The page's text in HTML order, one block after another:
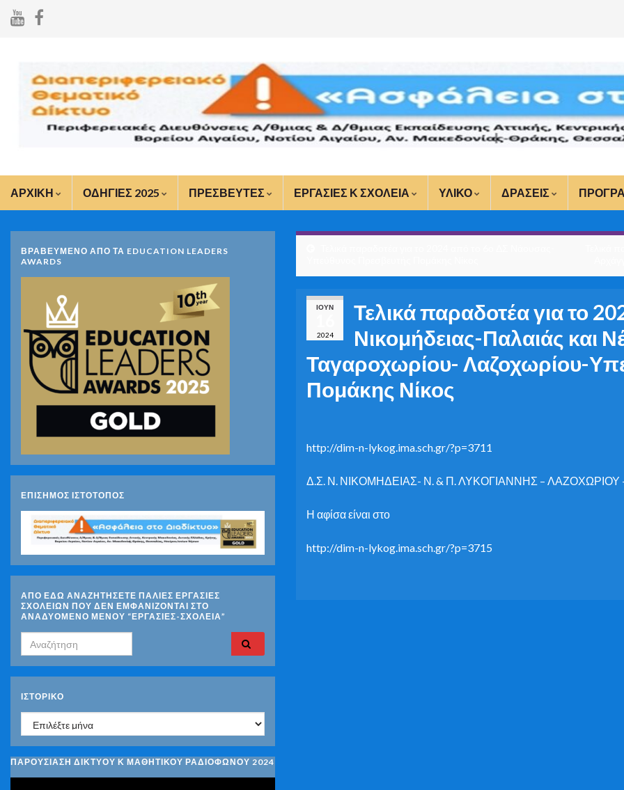
ΑΡΧΙΚΗ ΟΔΗΓΙΕΣ 2025 ΠΡΕΣΒΕΥΤΕΣ ΕΡΓΑΣΙΕΣ Κ ΣΧΟΛΕΙΑ ΥΛΙΚΟ ΔΡΑΣΕΙΣ
ΙΟΎΝ
2024
Τελικά παραδοτέα για το
Νικομήδειας-Παλαιάς και
Ταγαροχωρίου- Λαζοχωρίου-
Πομάκης Νίκος
http://dim-n-lykog.ima.sch.gr/?p=3711
Δ.Σ. Ν. ΝΙΚΟΜΗΔΕΙΑΣ- Ν. & Π. ΛΥΚΟΓΙΑΝΝΗΣ –
Η αφίσα είναι στο
http://dim-n-lykog.ima.sch.gr/?p=3715
ΒΡΑΒΕΥΜΕΝΟ ΑΠΟ ΤΑ EDUCATION LEADERS
AWARDS
ΕΠΙΣΗΜΟΣ ΙΣΤΟΤΟΠΟΣ
ΑΠΟ ΕΔΩ ΑΝΑΖΗΤΗΣΕΤΕ ΠΑΛΙΕΣ ΕΡΓΑΣΙΕΣ
ΣΧΟΛΕΙΩΝ ΠΟΥ ΔΕΝ ΕΜΦΑΝΙΖΟΝΤΑΙ ΣΤΟ
ΑΝΑΔΥΟΜΕΝΟ ΜΕΝΟΥ “ΕΡΓΑΣΙΕΣ-ΣΧΟΛΕΙΑ”
Search for:
ΙΣΤΟΡΙΚΌ
Ιστορικό
ΠΑΡΟΥΣΙΑΣΗ ΔΙΚΤΥΟΥ Κ ΜΑΘΗΤΙΚΟΥ ΡΑΔΙΟΦΩΝΟΥ 2024